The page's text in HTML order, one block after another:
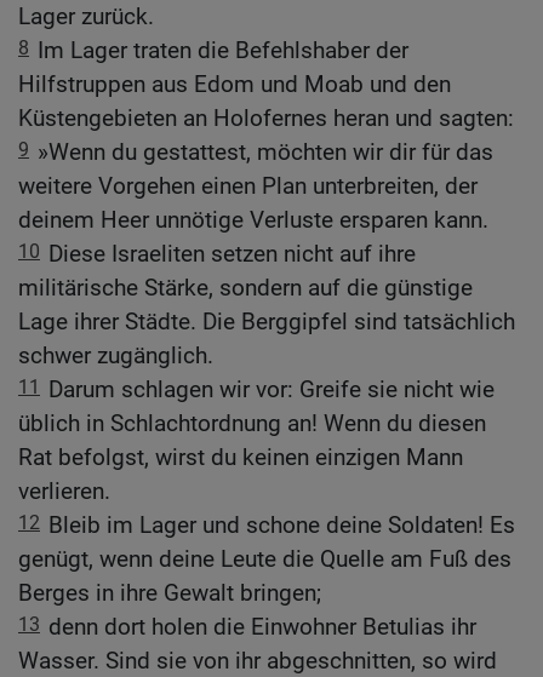
Lager zurück.
8 Im Lager traten die Befehlshaber der
Hilfstruppen aus Edom und Moab und den
Küstengebieten an Holofernes heran und sagten:
9 »Wenn du gestattest, möchten wir dir für das
weitere Vorgehen einen Plan unterbreiten, der
deinem Heer unnötige Verluste ersparen kann.
10 Diese Israeliten setzen nicht auf ihre
militärische Stärke, sondern auf die günstige
Lage ihrer Städte. Die Berggipfel sind tatsächlich
schwer zugänglich.
11
Darum schlagen wir vor: Greife sie nicht wie
üblich in Schlachtordnung an! Wenn du diesen
Rat befolgst, wirst du keinen einzigen Mann
verlieren.
12 Bleib im Lager und schone deine Soldaten! Es
genügt, wenn deine Leute die Quelle am Fuß des
Berges in ihre Gewalt bringen;
13 denn dort holen die Einwohner Betulias ihr
Wasser. Sind sie von ihr abgeschnitten, so wird